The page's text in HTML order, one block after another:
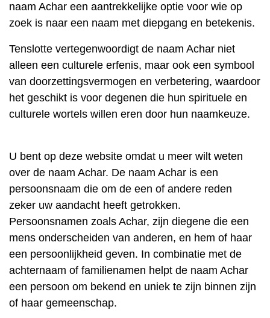
naam Achar een aantrekkelijke optie voor wie op
zoek is naar een naam met diepgang en betekenis.
Tenslotte vertegenwoordigt de naam Achar niet
alleen een culturele erfenis, maar ook een symbool
van doorzettingsvermogen en verbetering, waardoor
het geschikt is voor degenen die hun spirituele en
culturele wortels willen eren door hun naamkeuze.
U bent op deze website omdat u meer wilt weten
over de naam Achar. De naam Achar is een
persoonsnaam die om de een of andere reden
zeker uw aandacht heeft getrokken.
Persoonsnamen zoals Achar, zijn diegene die een
mens onderscheiden van anderen, en hem of haar
een persoonlijkheid geven. In combinatie met de
achternaam of familienamen helpt de naam Achar
een persoon om bekend en uniek te zijn binnen zijn
of haar gemeenschap.